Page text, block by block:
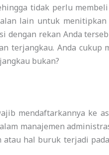
tidak perlu
lain untuk menitipkan
dengan rekan Anda
terjangkau. Anda cukup
bukan?
mendaftarkannya ke
manajemen
hal buruk terjadi